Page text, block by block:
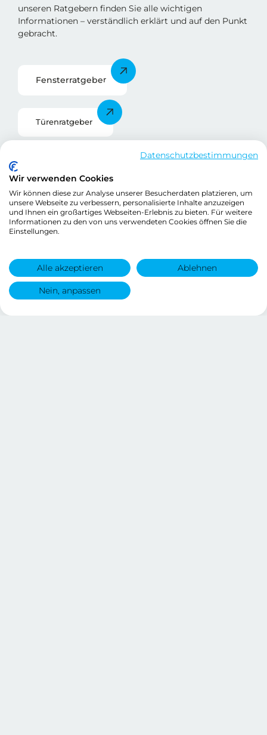
Datenschutzbestimmungen
Wir verwenden Cookies
Wir können diese zur Analyse unserer Besucherdaten platzieren, um
unsere Webseite zu verbessern, personalisierte Inhalte anzuzeigen
und Ihnen ein großartiges Webseiten-Erlebnis zu bieten. Für weitere
Informationen zu den von uns verwendeten Cookies öffnen Sie die
Einstellungen.
Alle akzeptieren Ablehnen
Nein, anpassen
unseren Ratgebern finden Sie alle wichtigen
Informationen – verständlich erklärt und auf den Punkt
gebracht.
Fensterratgeber
Türenratgeber